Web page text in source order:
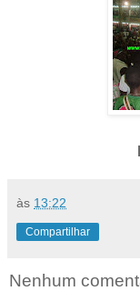
às 13:22
Compartilhar
Nenhum